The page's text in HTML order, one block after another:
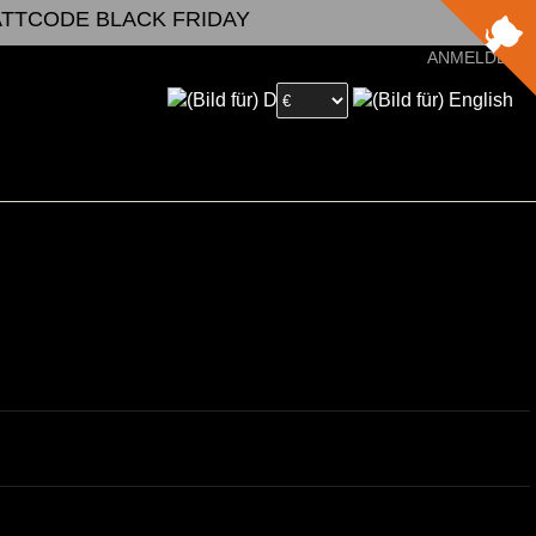
BLACK FRIDAY
ANMELDEN